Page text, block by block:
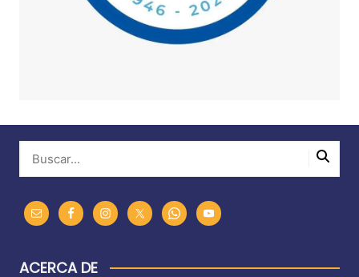
ACERCA DE